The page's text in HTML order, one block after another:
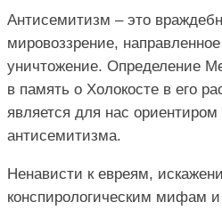
Антисемитизм – это
мировоззрение,
уничтожение. Определение
в память о Холокосте в его
является для нас
антисемитизма.
Ненависти к евреям,
конспирологическим мифам